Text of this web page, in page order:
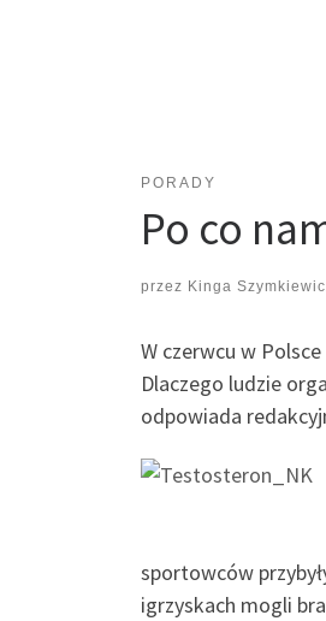
PORADY
Po co
przez Kinga
W czerwcu w
Dlaczego ludzie
odpowiada
sportowców
igrzyskach mogli